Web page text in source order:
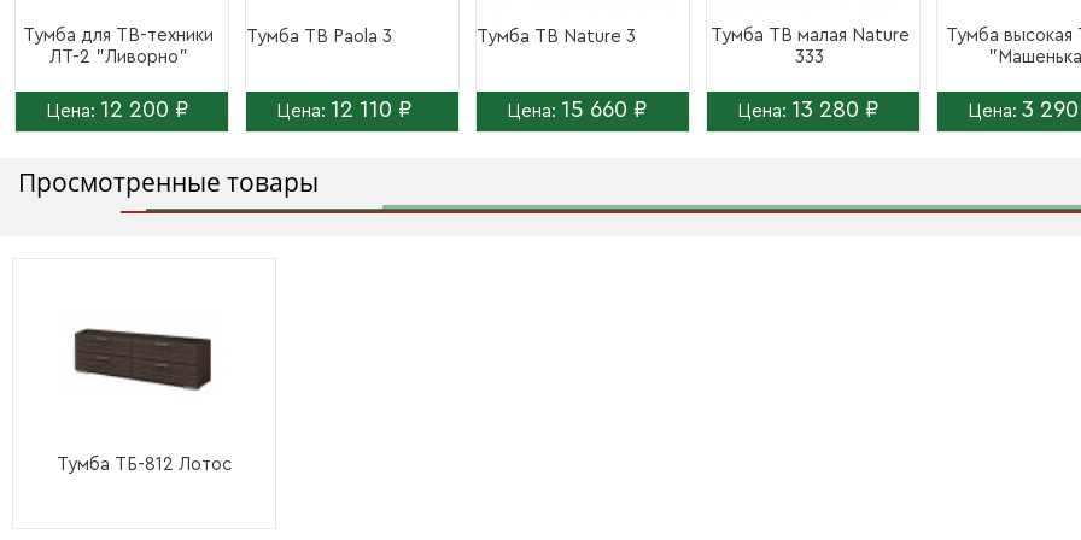
Тумба для ТВ-техники
ЛТ-2 "Ливорно"
Цена: 12 200 ₽
Тумба ТВ Paola 3
Цена: 12 110 ₽
Тумба ТВ Nature 3
Цена: 15 660 ₽
Тумба ТВ малая Nature
333
Цена: 13 280 ₽
Тумба высокая
Цена: 3
Просмотренные товары
Тумба ТБ-812 Лотос